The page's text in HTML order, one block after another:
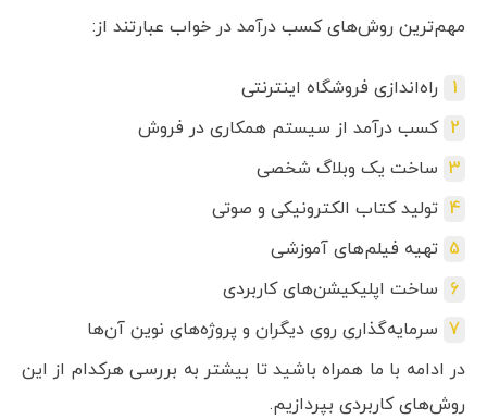
مهم‌ترین روش‌های کسب درآمد در خواب عبارتند از:
راه‌اندازی فروشگاه اینترنتی
کسب درآمد از سیستم همکاری در فروش
ساخت یک وبلاگ شخصی
تولید کتاب الکترونیکی و صوتی
تهیه فیلم‌های آموزشی
ساخت اپلیکیشن‌های کاربردی
سرمایه‌گذاری روی دیگران و پروژه‌های نوین آن‌ها
در ادامه با ما همراه باشید تا بیشتر به بررسی هرکدام از این
روش‌های کاربردی بپردازیم.